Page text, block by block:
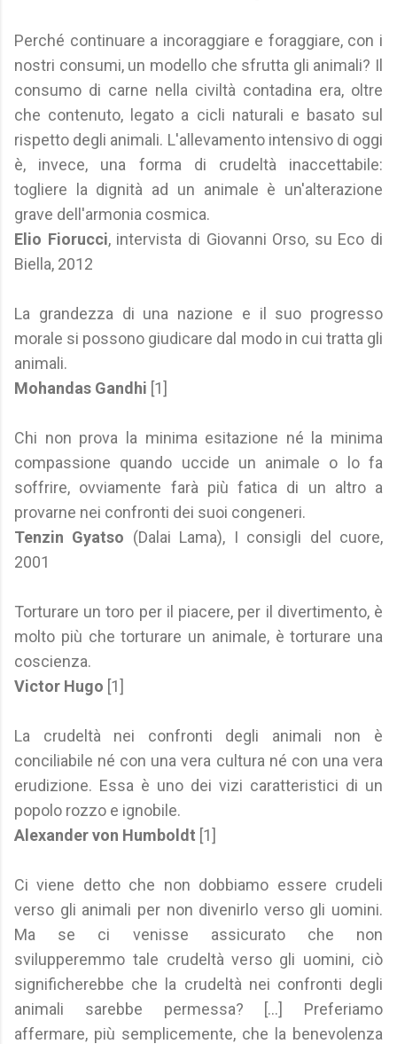
Perché continuare a incoraggiare e foraggiare, con i
nostri consumi, un modello che sfrutta gli animali? Il
consumo di carne nella civiltà contadina era, oltre
che contenuto, legato a cicli naturali e basato sul
rispetto degli animali. L'allevamento intensivo di oggi
è, invece, una forma di crudeltà inaccettabile:
togliere la dignità ad un animale è un'alterazione
grave dell'armonia cosmica.
Elio Fiorucci, intervista di Giovanni Orso, su Eco di
Biella, 2012
La grandezza di una nazione e il suo progresso
morale si possono giudicare dal modo in cui tratta gli
animali.
Mohandas Gandhi [1]
Chi non prova la minima esitazione né la minima
compassione quando uccide un animale o lo fa
soffrire, ovviamente farà più fatica di un altro a
provarne nei confronti dei suoi congeneri.
Tenzin Gyatso (Dalai Lama), I consigli del cuore,
2001
Torturare un toro per il piacere, per il divertimento, è
molto più che torturare un animale, è torturare una
coscienza.
Victor Hugo [1]
La crudeltà nei confronti degli animali non è
conciliabile né con una vera cultura né con una vera
erudizione. Essa è uno dei vizi caratteristici di un
popolo rozzo e ignobile.
Alexander von Humboldt [1]
Ci viene detto che non dobbiamo essere crudeli
verso gli animali per non divenirlo verso gli uomini.
Ma se ci venisse assicurato che non
svilupperemmo tale crudeltà verso gli uomini, ciò
significherebbe che la crudeltà nei confronti degli
animali sarebbe permessa? [...] Preferiamo
affermare, più semplicemente, che la benevolenza